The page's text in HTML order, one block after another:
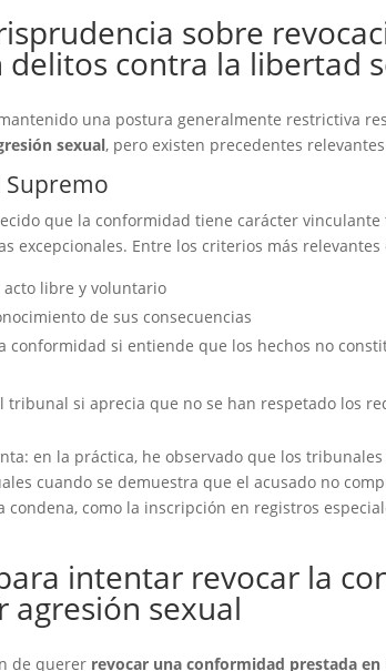
sobre
contra la libertad
una postura generalmente restrictiva
sexual, pero existen precedentes
Supremo
que la conformidad tiene carácter
excepcionales. Entre los criterios más relevantes
libre y voluntario
de sus consecuencias
conformidad si entiende que los hechos no
tribunal si aprecia que no se han respetado los
en la práctica, he observado que los
cuando se demuestra que el acusado no
condena, como la inscripción en registros
intentar revocar la
agresión sexual
de querer revocar una conformidad prestada en